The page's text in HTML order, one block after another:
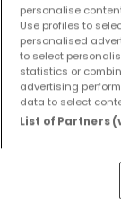
229.800 €
personalise
Use profiles to
personalised
to select
statistics or
advertising
data to select
List of Partners